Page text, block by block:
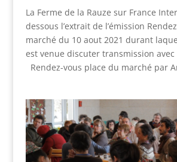
La Ferme de la Rauze sur France
dessous l’extrait de l’émission
marché du 10 aout 2021 durant
est venue discuter transmission avec
Rendez-vous place du marché par